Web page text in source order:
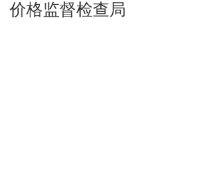
价格监督检查局